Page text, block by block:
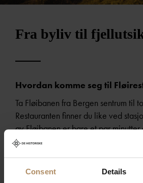
Consent Details
Fra byliv til
Hvordan komme seg til
Ta Fløibanen fra Bergen sentrum til
Restauranten finner du like ved
av Fløibanen er bare et par
Banen bruker ca. 6 minutter til
selskap på Fløirestauranten kjører
gjestene har kommet seg ned etter